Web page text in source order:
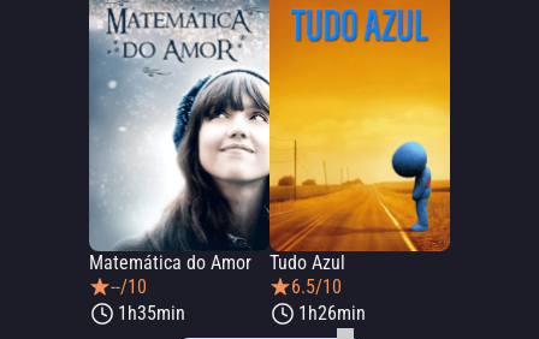
Matemática do Amor
--/10
1h35min
Tudo Azul
6.5/10
1h26min